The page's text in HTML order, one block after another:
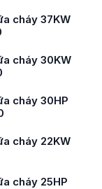
cháy 37KW
cháy 30KW
cháy 30HP
cháy 22KW
cháy 25HP